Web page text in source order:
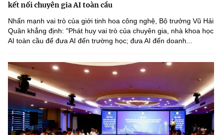
kết nối chuyên gia AI toàn cầu
Nhấn mạnh vai trò của giới tinh hoa công nghệ, Bộ trưởng Vũ Hải
Quân khẳng định: "Phát huy vai trò của chuyên gia, nhà khoa học
AI toàn cầu để đưa AI đến trường học; đưa AI đến doanh...